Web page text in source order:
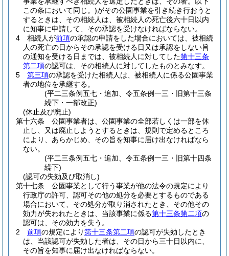
この条において同じ。)がその公園事業を引き続き行おうと
するときは、その相続人は、被相続人の死亡後六十日以内
に知事に申請して、その承認を受けなければならない。
4
相続人が前項の承認の申請をした場合においては、被相続
人の死亡の日からその承認を受ける日又は承認をしない旨
の通知を受ける日までは、被相続人に対してした第十三条
第二項の認可は、その相続人に対してしたものとみなす。
5
第三項の承認を受けた相続人は、被相続人に係る公園事業
者の地位を承継する。
(平二三条例五七・追加、令五条例一三・旧第十三条
繰下・一部改正)
(休止及び廃止)
第十六条
公園事業者は、公園事業の全部若しくは一部を休
止し、又は廃止しようとするときは、規則で定めるところ
により、あらかじめ、その旨を知事に届け出なければなら
ない。
(平二三条例五七・追加、令五条例一三・旧第十四条
繰下)
(認可の失効及び取消し)
第十七条
公園事業として行う事業が他の法令の規定により
行政庁の許可、認可その他の処分を必要とするものである
場合において、その処分が取り消されたとき、その他その
効力が失われたときは、当該事業に係る第十三条第二項の
認可は、その効力を失う。
2
前項の規定により第十三条第二項の認可が失効したとき
は、当該認可が失効した者は、その日から三十日以内に、
その旨を知事に届け出なければならない。